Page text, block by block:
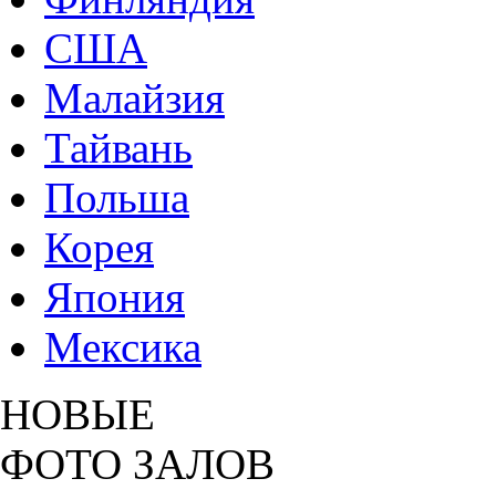
США
Малайзия
Тайвань
Польша
Корея
Япония
Мексика
НОВЫЕ
ФОТО ЗАЛОВ